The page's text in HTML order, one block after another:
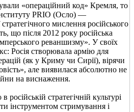
«операційний код» Кремля, то
PRIO (Осло) —
мислення російського
що після 2012 року російська
реваншизму». У своїх
Росія створювала армію для
(як у Криму чи Сирії), вірячи
але виявилася абсолютно не
на виснаження.
стратегічній культурі
інструментом стримування і